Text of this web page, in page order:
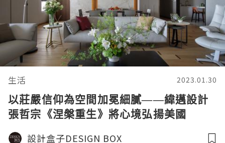
生活 2023.01.30
以莊嚴信仰為空間加冕細膩——緯邁設計
張哲宗《涅槃重生》將心境弘揚美國
TITAN 地產大獎
設計盒子DESIGN BOX